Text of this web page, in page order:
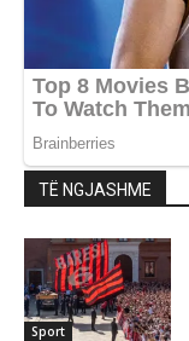
TË NGJASHME
Sport